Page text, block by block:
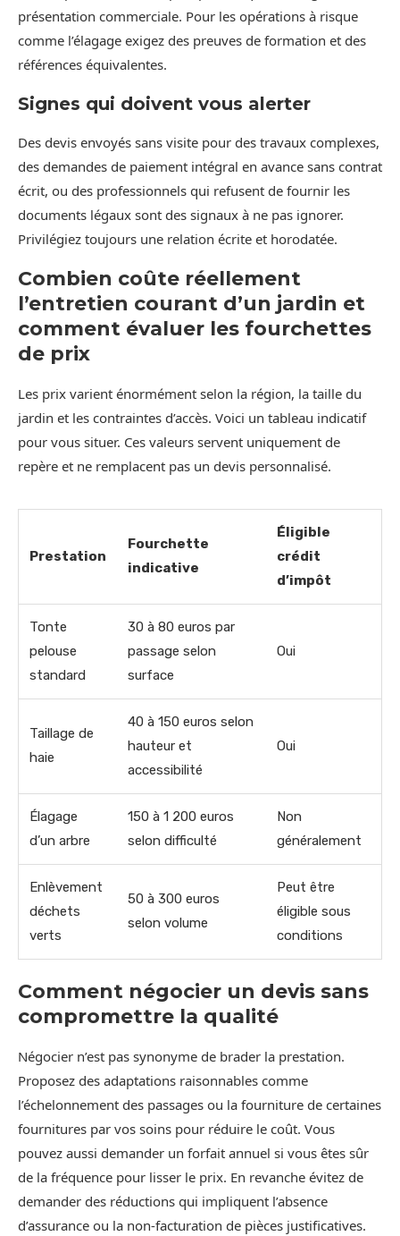
présentation commerciale. Pour les opérations à risque
comme l’élagage exigez des preuves de formation et des
références équivalentes.
Signes qui doivent vous alerter
Des devis envoyés sans visite pour des travaux complexes,
des demandes de paiement intégral en avance sans contrat
écrit, ou des professionnels qui refusent de fournir les
documents légaux sont des signaux à ne pas ignorer.
Privilégiez toujours une relation écrite et horodatée.
Combien coûte réellement
l’entretien courant d’un jardin et
comment évaluer les fourchettes
de prix
Les prix varient énormément selon la région, la taille du
jardin et les contraintes d’accès. Voici un tableau indicatif
pour vous situer. Ces valeurs servent uniquement de
repère et ne remplacent pas un devis personnalisé.
Prestation
Fourchette
indicative
Éligible
crédit
d’impôt
Tonte
pelouse
standard
30 à 80 euros par
passage selon
surface
Oui
Taillage de
haie
40 à 150 euros selon
hauteur et
accessibilité
Oui
Élagage
d’un arbre
150 à 1 200 euros
selon difficulté
Non
généralement
Enlèvement
déchets
verts
50 à 300 euros
selon volume
Peut être
éligible sous
conditions
Comment négocier un devis sans
compromettre la qualité
Négocier n’est pas synonyme de brader la prestation.
Proposez des adaptations raisonnables comme
l’échelonnement des passages ou la fourniture de certaines
fournitures par vos soins pour réduire le coût. Vous
pouvez aussi demander un forfait annuel si vous êtes sûr
de la fréquence pour lisser le prix. En revanche évitez de
demander des réductions qui impliquent l’absence
d’assurance ou la non‑facturation de pièces justificatives.